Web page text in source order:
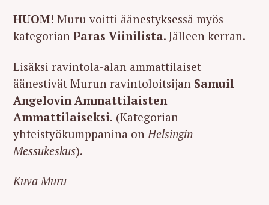
HUOM! Muru voitti äänestyksessä myös
kategorian Paras Viinilista. Jälleen kerran.
Lisäksi ravintola-alan ammattilaiset
äänestivät Murun ravintoloitsijan Samuil
Angelovin Ammattilaisten
Ammattilaiseksi. (Kategorian
yhteistyökumppanina on Helsingin
Messukeskus).
Kuva Muru